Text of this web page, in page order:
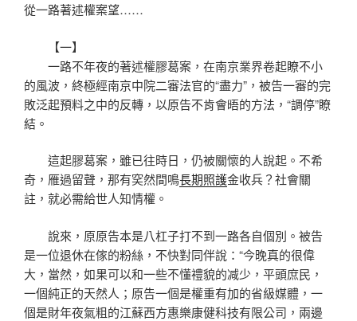
從一路著述權案望……
【一】
一路不年夜的著述權膠葛案，在南京業界卷起瞭不小
的風波，終極經南京中院二審法官的“盡力”，被告一審的完
敗泛起預料之中的反轉，以原告不肯會晤的方法，“調停”瞭
結。
這起膠葛案，雖已往時日，仍被關懷的人說起。不希
奇，雁過留聲，那有穾然間鳴長期照護金收兵？社會關
註，就必需給世人知情權。
說來，原原告本是八杠子打不到一路各自個別。被告
是一位退休在傢的粉絲，不快對同伴說：“今晚真的很偉
大，當然，如果可以和一些不懂禮貌的减少，平頭庶民，
一個純正的天然人；原告一個是權重有加的省級媒體，一
個是財年夜氣粗的江蘇西方惠樂康健科技有限公司，兩邊